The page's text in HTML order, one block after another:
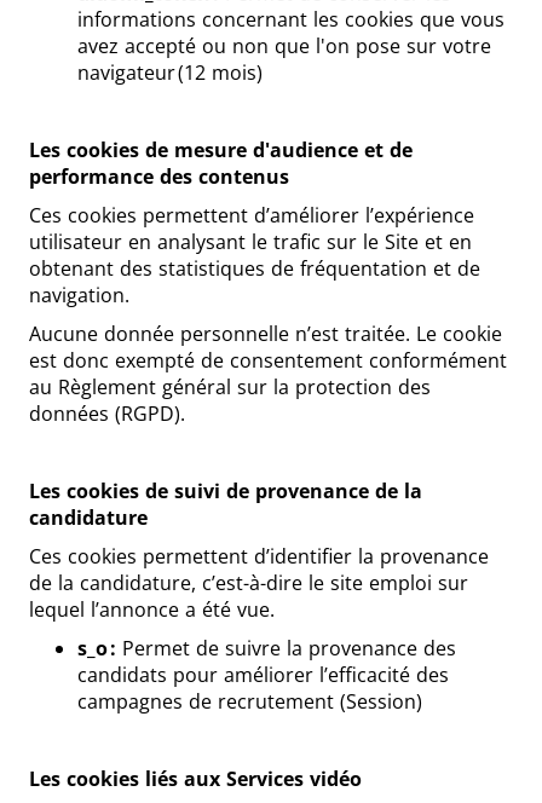
informations concernant les cookies que vous
avez accepté ou non que l'on pose sur votre
navigateur (12 mois)
Les cookies de mesure d'audience et de
performance des contenus
Ces cookies permettent d’améliorer l’expérience
utilisateur en analysant le trafic sur le Site et en
obtenant des statistiques de fréquentation et de
navigation.
Aucune donnée personnelle n’est traitée. Le cookie
est donc exempté de consentement conformément
au Règlement général sur la protection des
données (RGPD).
Les cookies de suivi de provenance de la
candidature
Ces cookies permettent d’identifier la provenance
de la candidature, c’est-à-dire le site emploi sur
lequel l’annonce a été vue.
s_o : Permet de suivre la provenance des
candidats pour améliorer l’efficacité des
campagnes de recrutement (Session)
Les cookies liés aux Services vidéo